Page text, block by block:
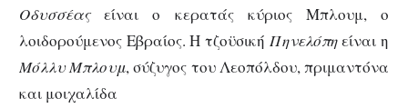
Οδυσσέαςείναι ο κερατάς κύριος Μπλουμ, ο
λοιδορούμενος Εβραίος. Η τζοϋσική Πηνελόπηείναι η
Μόλλυ Μπλουμ, σύζυγος του Λεοπόλδου, πριμαντόνα
και μοιχαλίδα